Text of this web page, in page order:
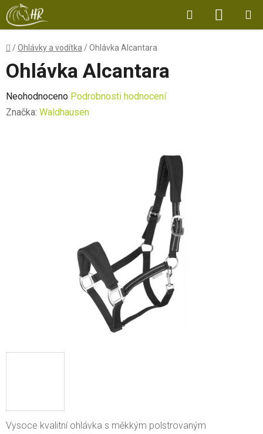
Přejít
na
obsah
Hledat
KOŠÍK
Domů
/Ohlávky a vodítka /Ohlávka Alcantara
Vysoce kvalitní ohlávka s měkkým polstrovaným
Ohlávka Alcantara
Průměrné
hodnocení
Neohodnoceno Podrobnosti hodnocení
Značka: Waldhausen